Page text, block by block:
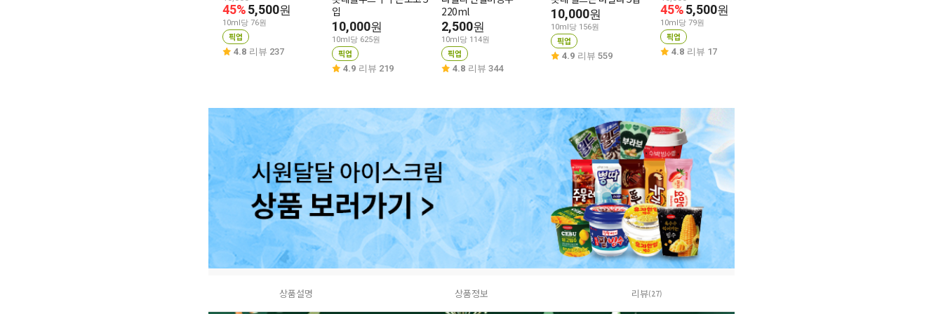
45%5,500원
10ml당 76원
픽업
4.8 리뷰 237
입
10,000원
10ml당 625원
픽업
4.9 리뷰 219
220ml
2,500원
10ml당 114원
픽업
4.8 리뷰 344
10,000원
10ml당 156원
픽업
4.9 리뷰 559
45%5,500원
10ml당 79원
픽업
4.8 리뷰 17
상품설명 상품정보 리뷰(27)